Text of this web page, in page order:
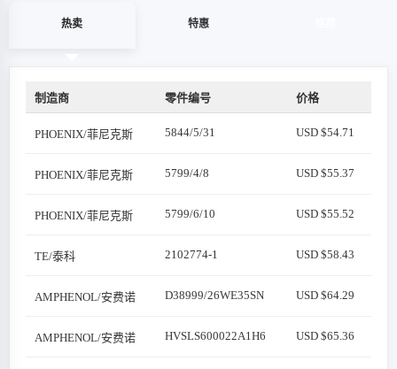
热卖 特惠
制造商 零件编号 价格
PHOENIX/菲尼克斯 5844/5/31 USD $54.71
PHOENIX/菲尼克斯 5799/4/8 USD $55.37
PHOENIX/菲尼克斯 5799/6/10 USD $55.52
TE/泰科 2102774-1 USD $58.43
AMPHENOL/安费诺 D38999/26WE35SN USD $64.29
AMPHENOL/安费诺 HVSLS600022A1H6 USD $65.36